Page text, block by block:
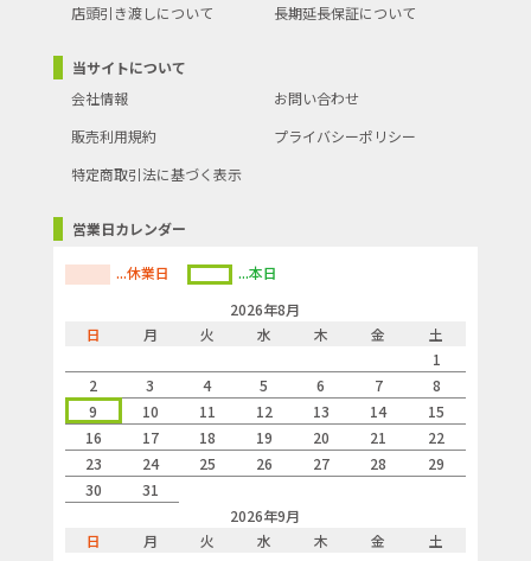
店頭引き渡しについて
長期延長保証について
当サイトについて
会社情報
お問い合わせ
販売利用規約
プライバシーポリシー
特定商取引法に基づく表示
営業日カレンダー
...休業日
...本日
2026年8月
日
月 火 水 木 金
土
1
2
3 4 5 6 7
8
9
10 11 12 13 14
15
16
17 18 19 20 21
22
23
24 25 26 27 28
29
30
31
2026年9月
日
月 火 水 木 金
土